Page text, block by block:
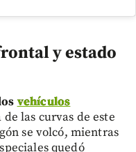
y estado
vehículos
de las curvas de este
se volcó, mientras
quedó